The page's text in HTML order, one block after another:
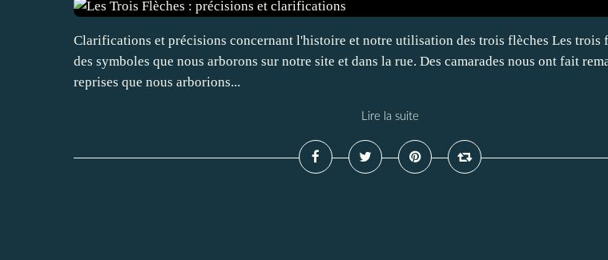
Clarifications et précisions concernant l'histoire et notre utilisation des trois flèches Les trois
des symboles que nous arborons sur notre site et dans la rue. Des camarades nous ont fait
reprises que nous arborions...
Lire la suite